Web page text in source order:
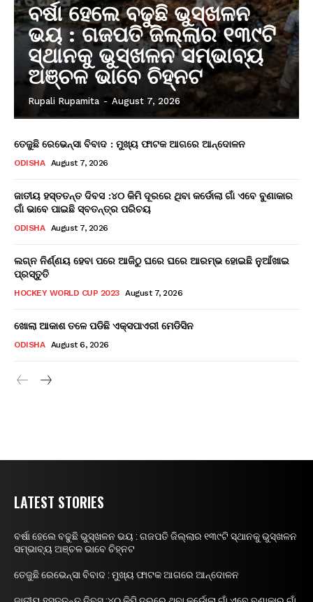
ବର୍ଷା ହେଲେ ବଢୁଛି ଭୁସ୍ଖଳନ
ଭୟ : ଗଜପତି ଜିଲ୍ଲାର ୧୩୯ଟି
ସ୍ଥାନକୁ ଭୁସ୍ଖଳନ ସମ୍ଭାବ୍ୟ
ଅଞ୍ଚଳ ଭାବେ ଚିହ୍ନଟ
Rupali Rupamita - August 7, 2026
ତେଜୁଛି ରେଭେନ୍ସା ବିବାଦ : ମୁଖ୍ୟ ଫାଟକ ଆଗରେ ଆନ୍ଦୋଳନ
ODISHA August 7, 2026
ଜାତୀୟ ହସ୍ତତନ୍ତ ଦିବସ :୪୦ କିମି ଦୂରରେ ଥିବା କର୍ଡୋଲା ଗାଁ ଏବେ ବୁଣାକାର
ଗାଁ ଭାବେ ପାଇଛି ସ୍ବତନ୍ତ୍ର ପରିଚୟ
ODISHA August 7, 2026
ଲଗ୍ନ ନିର୍ଣ୍ଣୟ ହେବା ପରେ ଆଜିଠୁ ଘରେ ଘରେ ଆରମ୍ଭ ହୋଇଛି ନୁଆଁଖାଇ
ପ୍ରସ୍ତୁତି
HOCKEY WORLD CUP 2023 August 7, 2026
ଖୋଲା ଆକାଶ ତଳେ ପଡିଛି ଏକ୍ସପାଏରୀ ମେଡିସିନ
ODISHA August 6, 2026
LATEST STORIES
ବର୍ଷା ହେଲେ ବଢୁଛି ଭୁସ୍ଖଳନ ଭୟ : ଗଜପତି ଜିଲ୍ଲାର ୧୩୯ଟି ସ୍ଥାନକୁ ଭୁସ୍ଖଳନ
ସମ୍ଭାବ୍ୟ ଅଞ୍ଚଳ ଭାବେ ଚିହ୍ନଟ
ତେଜୁଛି ରେଭେନ୍ସା ବିବାଦ : ମୁଖ୍ୟ ଫାଟକ ଆଗରେ ଆନ୍ଦୋଳନ